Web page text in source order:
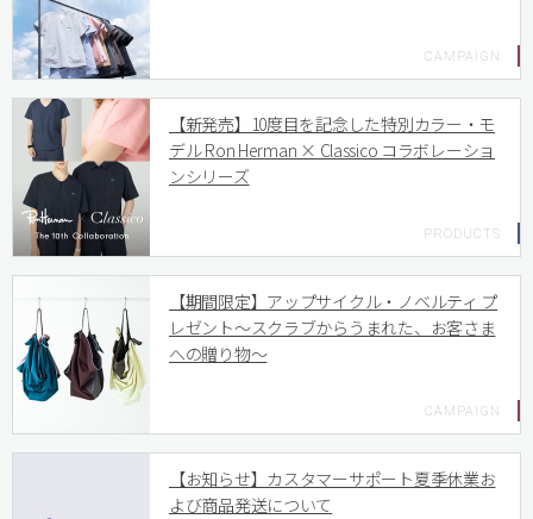
【新発売】10度目を記念した特別カラー・モ
デル Ron Herman × Classico コラボレーショ
ンシリーズ
【期間限定】アップサイクル・ノベルティ プ
レゼント〜スクラブからうまれた、お客さま
への贈り物〜
【お知らせ】カスタマーサポート夏季休業お
よび商品発送について